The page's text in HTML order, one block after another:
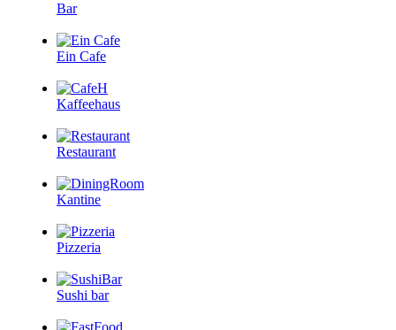
Bar
Ein Cafe
Kaffeehaus
Restaurant
Kantine
Pizzeria
Sushi bar